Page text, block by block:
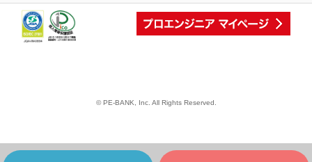
© PE-BANK, Inc. All Rights Reserved.